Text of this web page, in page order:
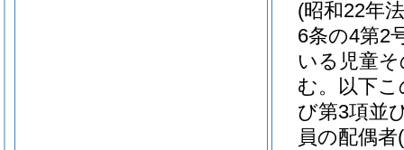
(昭和22年
6条の4第2
いる児童
む。以下
び第3項並
員の配偶者